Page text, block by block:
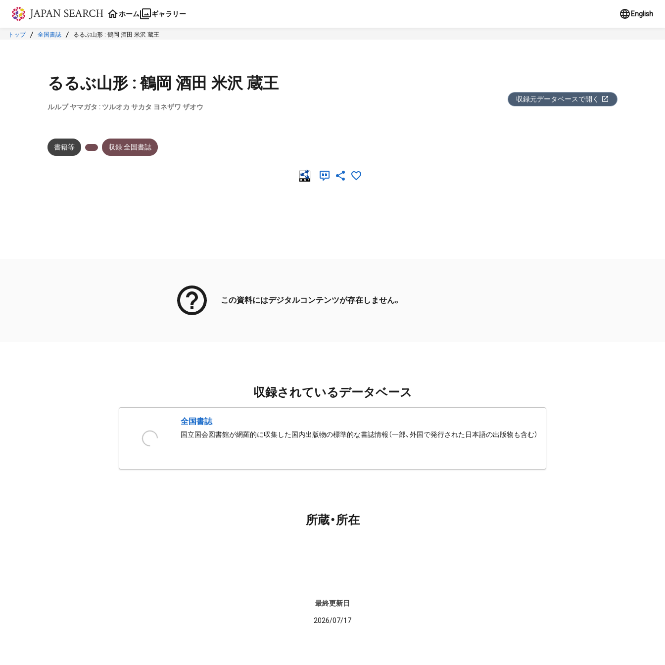
本文に飛ぶ
ホーム ギャラリー English
トップ 全国書誌 るるぶ山形 : 鶴岡 酒田 米沢 蔵王
るるぶ山形 : 鶴岡 酒田 米沢 蔵王
ルルブ ヤマガタ : ツルオカ サカタ ヨネザワ ザオウ
収録元データベースで開く
書籍等 収録:全国書誌
この資料にはデジタルコンテンツが存在しません。
収録されているデータベース
全国書誌
国立国会図書館が網羅的に収集した国内出版物の標準的な書誌情報（一部、外国で発行された日本語の出版物も含む）
所蔵・所在
最終更新日
2026/07/17